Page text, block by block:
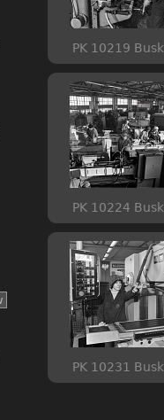
PK 10219
PK 10224
PK 10231